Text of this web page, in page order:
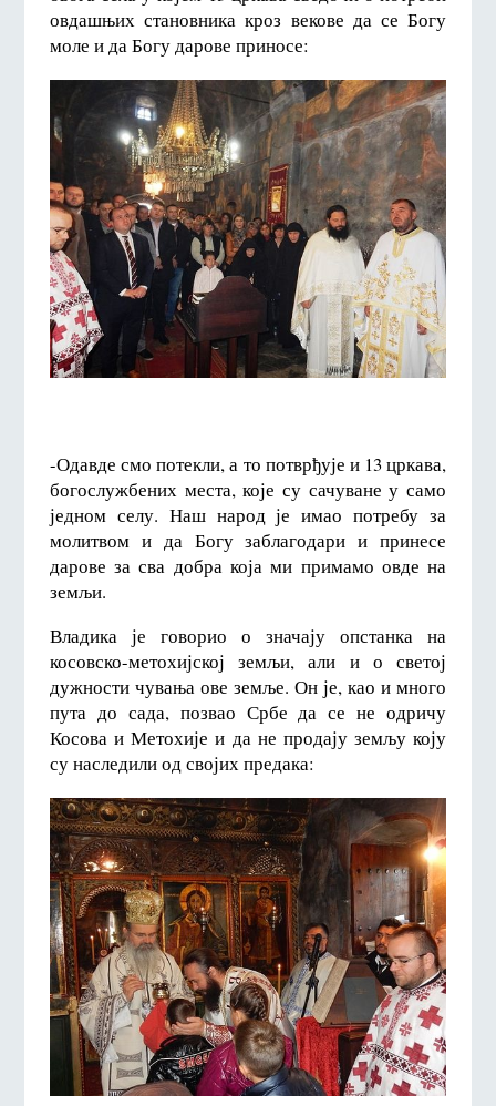
овдашњих становника кроз векове да се Богу
моле и да Богу дарове приносе:
-Одавде смо потекли, а то потврђује и 13 цркава,
богослужбених места, које су сачуване у само
једном селу. Наш народ је имао потребу за
молитвом и да Богу заблагодари и принесе
дарове за сва добра која ми примамо овде на
земљи.
Владика је говорио о значају опстанка на
косовско-метохијској земљи, али и о светој
дужности чувања ове земље. Он је, као и много
пута до сада, позвао Србе да се не одричу
Косова и Метохије и да не продају земљу коју
су наследили од својих предака: